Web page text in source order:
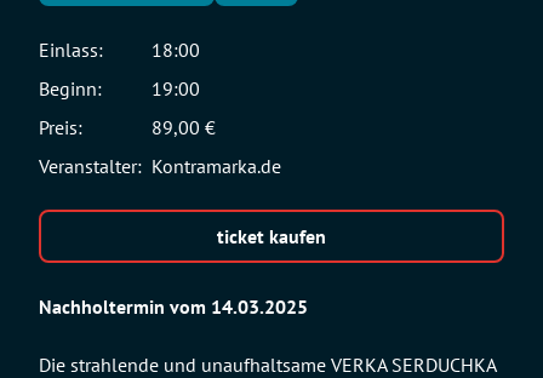
Nachholtermin vom 14.03.2025
Die strahlende und unaufhaltsame VERKA SERDUCHKA
Einlass:
18:00
Beginn:
19:00
Preis:
89,00 €
Veranstalter: Kontramarka.de
ticket kaufen